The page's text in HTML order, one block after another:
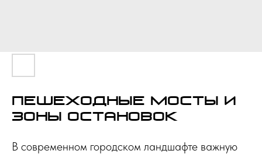
Пешеходные мосты и
зоны остановок
В современном городском ландшафте важную